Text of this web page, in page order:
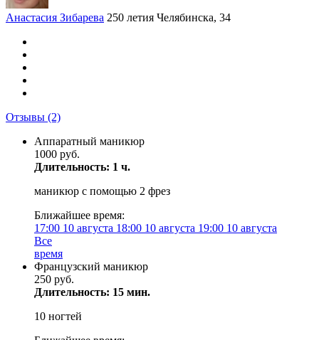
Анастасия Зибарева 250 летия Челябинска, 34
Отзывы (2)
Аппаратный маникюр
1000 руб.
Длительность: 1 ч.
маникюр с помощью 2 фрез
Ближайшее время:
17:00 10 августа 18:00 10 августа 19:00 10 августа
Все
время
Французский маникюр
250 руб.
Длительность: 15 мин.
10 ногтей